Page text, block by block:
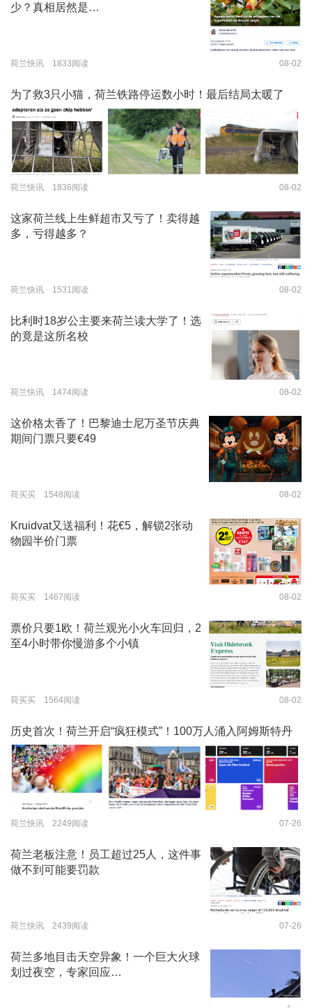
少？真相居然是…
荷兰快讯 1833阅读 08-02
为了救3只小猫，荷兰铁路停运数小时！最后结局太暖了
荷兰快讯 1836阅读 08-02
这家荷兰线上生鲜超市又亏了！卖得越
多，亏得越多？
荷兰快讯 1531阅读 08-02
比利时18岁公主要来荷兰读大学了！选
的竟是这所名校
荷兰快讯 1474阅读 08-02
这价格太香了！巴黎迪士尼万圣节庆典
期间门票只要€49
荷买买 1548阅读 08-02
Kruidvat又送福利！花€5，解锁2张动
物园半价门票
荷买买 1467阅读 08-02
票价只要1欧！荷兰观光小火车回归，2
至4小时带你慢游多个小镇
荷买买 1564阅读 08-02
历史首次！荷兰开启“疯狂模式”！100万人涌入阿姆斯特丹
荷兰快讯 2249阅读 07-26
荷兰老板注意！员工超过25人，这件事
做不到可能要罚款
荷兰快讯 2439阅读 07-26
荷兰多地目击天空异象！一个巨大火球
划过夜空，专家回应…